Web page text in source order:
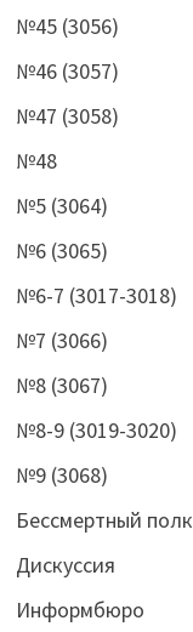
№45 (3056)
№46 (3057)
№47 (3058)
№48
№5 (3064)
№6 (3065)
№6-7 (3017-3018)
№7 (3066)
№8 (3067)
№8-9 (3019-3020)
№9 (3068)
Бессмертный полк
Дискуссия
Информбюро